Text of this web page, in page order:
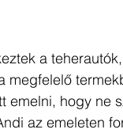
a
megfelelő
emelni, hogy ne
az emeleten